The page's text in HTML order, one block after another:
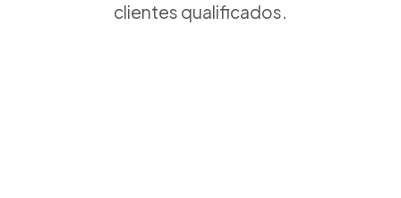
clientes qualificados.